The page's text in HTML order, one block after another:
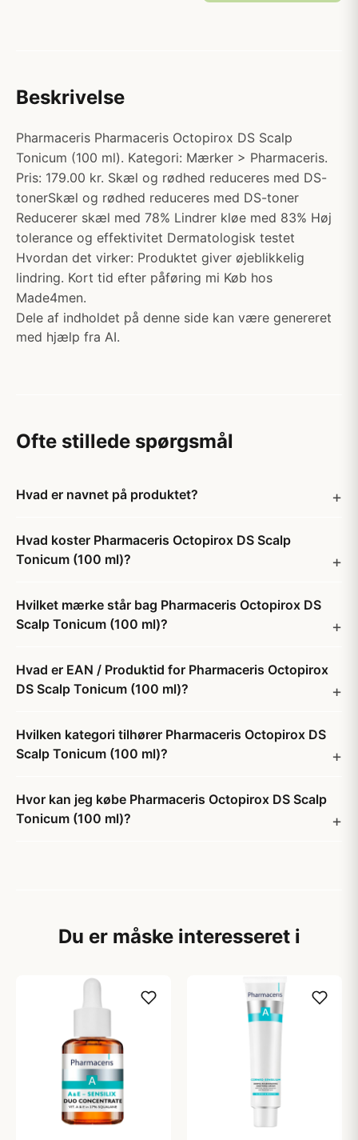
Beskrivelse
Pharmaceris Pharmaceris Octopirox DS Scalp
Tonicum (100 ml). Kategori: Mærker > Pharmaceris.
Pris: 179.00 kr. Skæl og rødhed reduceres med DS-
tonerSkæl og rødhed reduceres med DS-toner
Reducerer skæl med 78% Lindrer kløe med 83% Høj
tolerance og effektivitet Dermatologisk testet
Hvordan det virker: Produktet giver øjeblikkelig
lindring. Kort tid efter påføring mi Køb hos
Made4men.
Dele af indholdet på denne side kan være genereret
med hjælp fra AI.
Ofte stillede spørgsmål
Hvad er navnet på produktet?
Hvad koster Pharmaceris Octopirox DS Scalp
Tonicum (100 ml)?
Hvilket mærke står bag Pharmaceris Octopirox DS
Scalp Tonicum (100 ml)?
Hvad er EAN / Produktid for Pharmaceris Octopirox
DS Scalp Tonicum (100 ml)?
Hvilken kategori tilhører Pharmaceris Octopirox DS
Scalp Tonicum (100 ml)?
Hvor kan jeg købe Pharmaceris Octopirox DS Scalp
Tonicum (100 ml)?
Du er måske interesseret i